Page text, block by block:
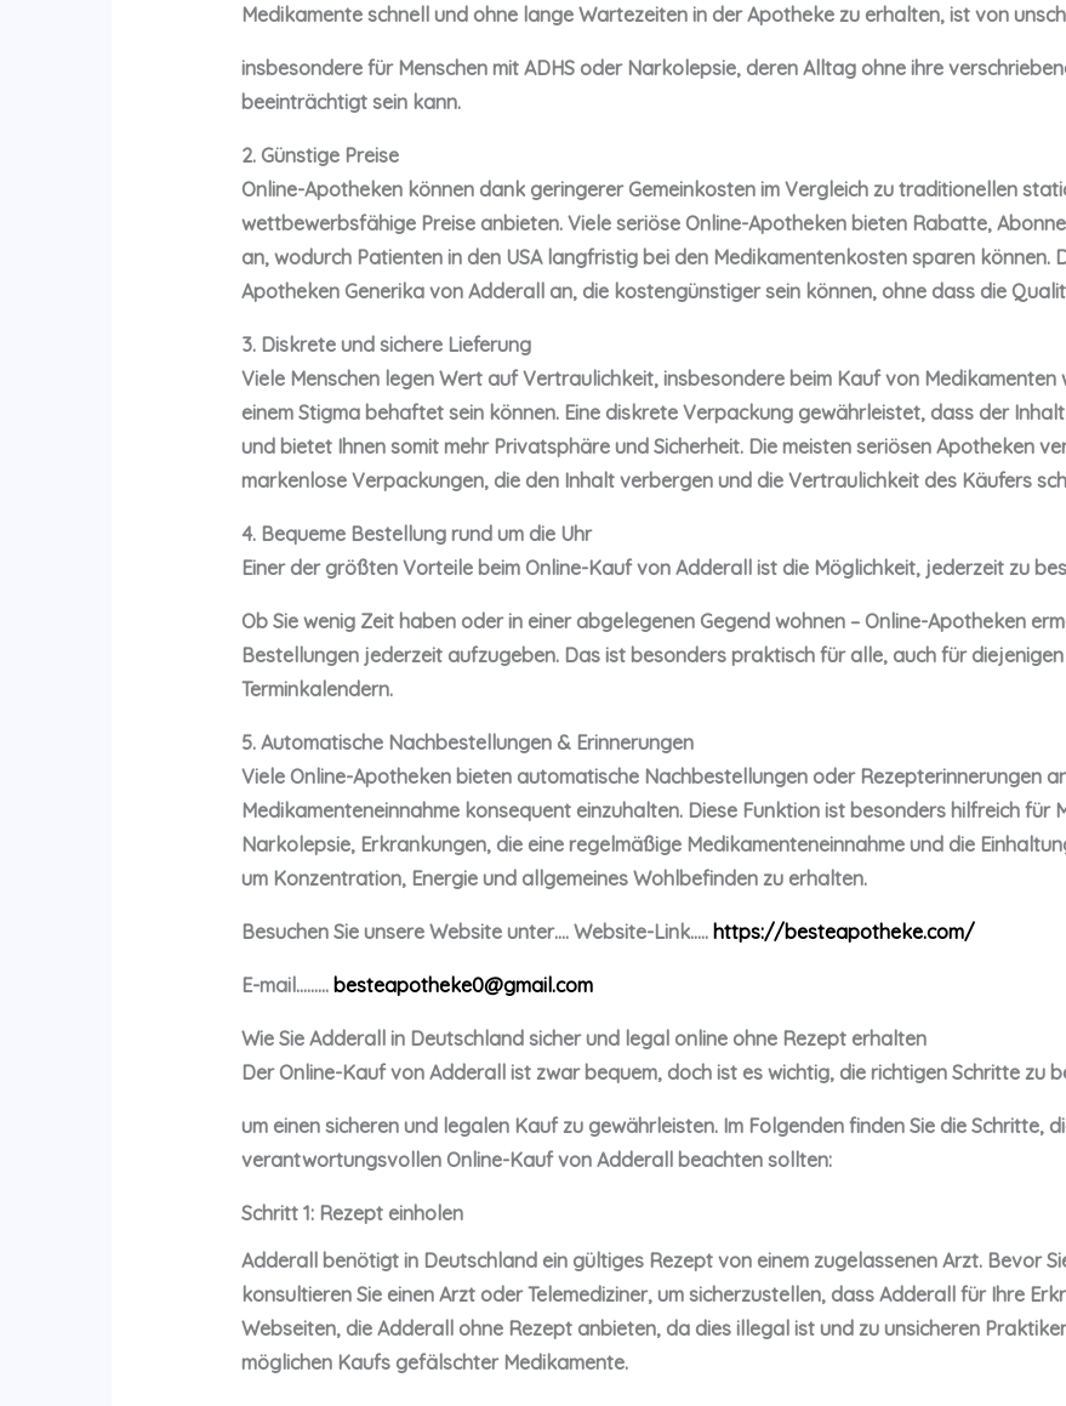
Medikamente schnell und ohne lange Wartezeiten in der Apotheke zu erhalten, ist von
insbesondere für Menschen mit ADHS oder Narkolepsie, deren Alltag ohne ihre
beeinträchtigt sein kann.
2. Günstige Preise
Online-Apotheken können dank geringerer Gemeinkosten im Vergleich zu traditionellen
wettbewerbsfähige Preise anbieten. Viele seriöse Online-Apotheken bieten Rabatte,
an, wodurch Patienten in den USA langfristig bei den Medikamentenkosten sparen können.
Apotheken Generika von Adderall an, die kostengünstiger sein können, ohne dass die
3. Diskrete und sichere Lieferung
Viele Menschen legen Wert auf Vertraulichkeit, insbesondere beim Kauf von Medikamenten
einem Stigma behaftet sein können. Eine diskrete Verpackung gewährleistet, dass der
und bietet Ihnen somit mehr Privatsphäre und Sicherheit. Die meisten seriösen Apotheken
markenlose Verpackungen, die den Inhalt verbergen und die Vertraulichkeit des Käufers
4. Bequeme Bestellung rund um die Uhr
Einer der größten Vorteile beim Online-Kauf von Adderall ist die Möglichkeit, jederzeit zu
Ob Sie wenig Zeit haben oder in einer abgelegenen Gegend wohnen – Online-Apotheken
Bestellungen jederzeit aufzugeben. Das ist besonders praktisch für alle, auch für
Terminkalendern.
5. Automatische Nachbestellungen & Erinnerungen
Viele Online-Apotheken bieten automatische Nachbestellungen oder Rezepterinnerungen
Medikamenteneinnahme konsequent einzuhalten. Diese Funktion ist besonders hilfreich für
Narkolepsie, Erkrankungen, die eine regelmäßige Medikamenteneinnahme und die
um Konzentration, Energie und allgemeines Wohlbefinden zu erhalten.
Besuchen Sie unsere Website unter…. Website-Link….. https://besteapotheke.com/
E-mail……… besteapotheke0@gmail.com
Wie Sie Adderall in Deutschland sicher und legal online ohne Rezept erhalten
Der Online-Kauf von Adderall ist zwar bequem, doch ist es wichtig, die richtigen Schritte zu
um einen sicheren und legalen Kauf zu gewährleisten. Im Folgenden finden Sie die Schritte,
verantwortungsvollen Online-Kauf von Adderall beachten sollten:
Schritt 1: Rezept einholen
Adderall benötigt in Deutschland ein gültiges Rezept von einem zugelassenen Arzt. Bevor
konsultieren Sie einen Arzt oder Telemediziner, um sicherzustellen, dass Adderall für Ihre
Webseiten, die Adderall ohne Rezept anbieten, da dies illegal ist und zu unsicheren
möglichen Kaufs gefälschter Medikamente.